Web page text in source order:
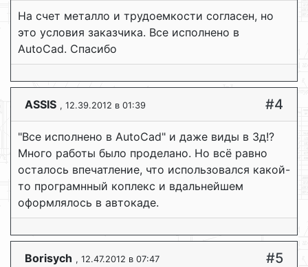
На счет металло и трудоемкости согласен, но
это условия заказчика. Все исполнено в
AutoCad. Спасибо
ASSIS , 12.39.2012 в 01:39 #4
"Все исполнено в AutoCad" и даже виды в 3д!?
Много работы было проделано. Но всё равно
осталось впечатление, что использовался какой-
то програмнный коплекс и вдальнейшем
оформлялось в автокаде.
Borisych , 12.47.2012 в 07:47 #5